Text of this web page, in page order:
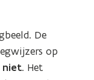
De
op
niet. Het